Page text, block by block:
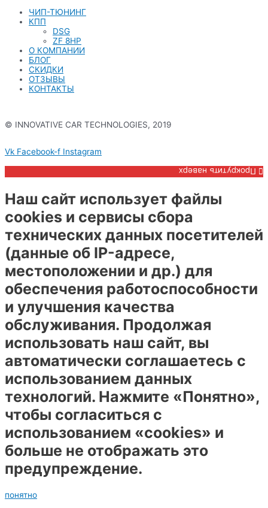
ЧИП-ТЮНИНГ
КПП
DSG
ZF 8HP
О КОМПАНИИ
БЛОГ
СКИДКИ
ОТЗЫВЫ
КОНТАКТЫ
© INNOVATIVE CAR TECHNOLOGIES, 2019
Vk Facebook-f Instagram
Прокрутить наверх
Наш сайт использует файлы
cookies и сервисы сбора
технических данных посетителей
(данные об IP-адресе,
местоположении и др.) для
обеспечения работоспособности
и улучшения качества
обслуживания. Продолжая
использовать наш сайт, вы
автоматически соглашаетесь с
использованием данных
технологий. Нажмите «Понятно»,
чтобы согласиться с
использованием «cookies» и
больше не отображать это
предупреждение.
понятно